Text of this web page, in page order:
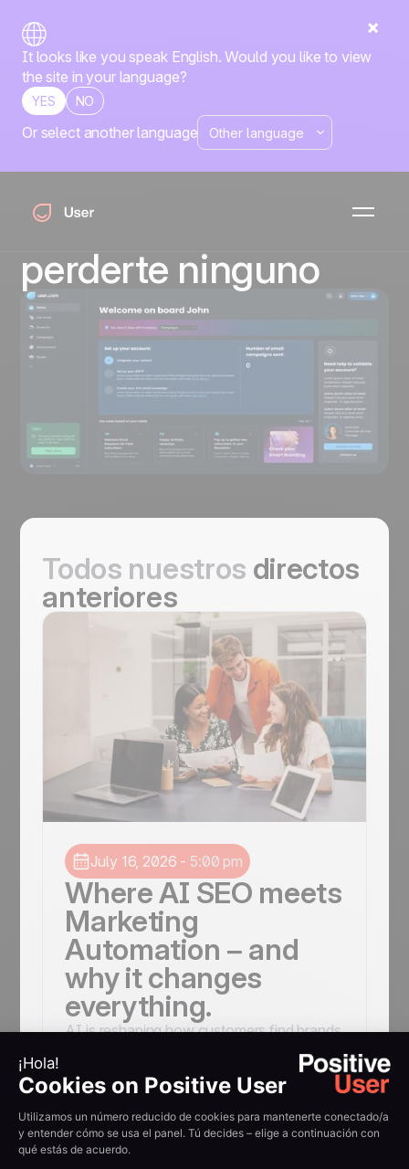
It looks like you speak English. Would you like to view
the site in your language?
YES NO
Or select another language
Mira nuestros
últimos directos y
suscíbete para no
perderte ninguno
Todos nuestros directos
anteriores
July 16, 2026 - 5:00 pm
Where AI SEO meets
Marketing
Automation – and
why it changes
everything.
AI is reshaping how customers find brands
– and what they expect after that first click.
Yet most companies still run acquisition
and engagement as two separate worlds:
SEO on one side, marketing automation on
the other. The result? Missed signals,
broken journeys, and growth that plateaus.